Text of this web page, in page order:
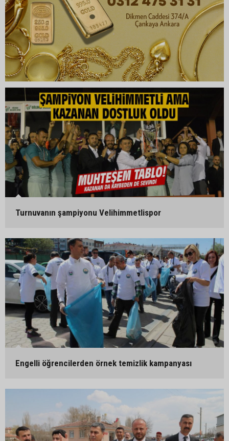
Turnuvanın şampiyonu Velihimmetlispor
Engelli öğrencilerden örnek temizlik kampanyası